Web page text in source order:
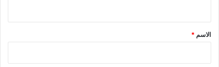
*
الاسم *